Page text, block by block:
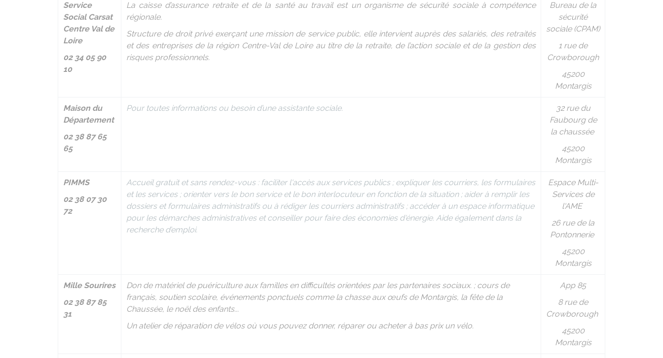
Service
Social Carsat
Centre Val de
Loire
02 34 05 90
10
La caisse d’assurance retraite et de la santé au travail est un organisme de sécurité sociale à compétence
régionale.
Structure de droit privé exerçant une mission de service public, elle intervient auprès des salariés, des retraités
et des entreprises de la région Centre-Val de Loire au titre de la retraite, de l’action sociale et de la gestion des
risques professionnels.
Bureau de la
sécurité
sociale (CPAM)
1 rue de
Crowborough
45200
Montargis
Maison du
Département
02 38 87 65
65
Pour toutes informations ou besoin d’une assistante sociale.
32 rue du
Faubourg de
la chaussée
45200
Montargis
PIMMS
02 38 07 30
72
Accueil gratuit et sans rendez-vous : faciliter l'accès aux services publics ; expliquer les courriers, les formulaires
et les services ; orienter vers le bon service et le bon interlocuteur en fonction de la situation ; aider à remplir les
dossiers et formulaires administratifs ou à rédiger les courriers administratifs ; accéder à un espace informatique
pour les démarches administratives et conseiller pour faire des économies d'énergie. Aide également dans la
recherche d’emploi.
Espace Multi-
Services de
l'AME
26 rue de la
Pontonnerie
45200
Montargis
Mille Sourires
02 38 87 85
31
Don de matériel de puériculture aux familles en difficultés orientées par les partenaires sociaux. ; cours de
français, soutien scolaire, événements ponctuels comme la chasse aux œufs de Montargis, la fête de la
Chaussée, le noël des enfants...
Un atelier de réparation de vélos où vous pouvez donner, réparer ou acheter à bas prix un vélo.
App 85
8 rue de
Crowborough
45200
Montargis